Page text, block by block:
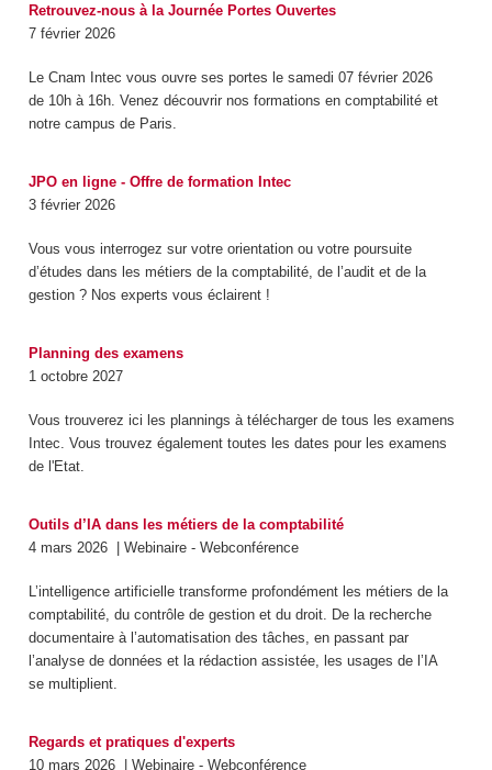
Retrouvez-nous à la Journée Portes Ouvertes
7 février 2026
Le Cnam Intec vous ouvre ses portes le samedi 07 février 2026
de 10h à 16h. Venez découvrir nos formations en comptabilité et
notre campus de Paris.
JPO en ligne - Offre de formation Intec
3 février 2026
Vous vous interrogez sur votre orientation ou votre poursuite
d’études dans les métiers de la comptabilité, de l’audit et de la
gestion ? Nos experts vous éclairent !
Planning des examens
1 octobre 2027
Vous trouverez ici les plannings à télécharger de tous les examens
Intec. Vous trouvez également toutes les dates pour les examens
de l'Etat.
Outils d’IA dans les métiers de la comptabilité
4 mars 2026
| Webinaire - Webconférence
L’intelligence artificielle transforme profondément les métiers de la
comptabilité, du contrôle de gestion et du droit. De la recherche
documentaire à l’automatisation des tâches, en passant par
l’analyse de données et la rédaction assistée, les usages de l’IA
se multiplient.
Regards et pratiques d'experts
10 mars 2026
| Webinaire - Webconférence